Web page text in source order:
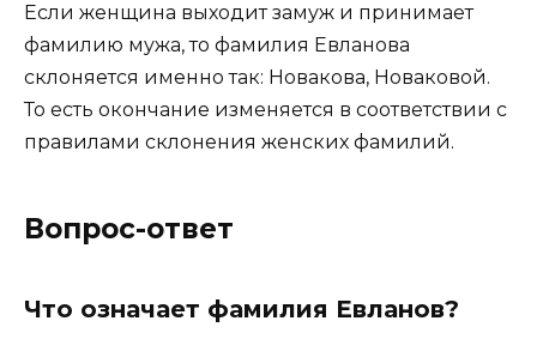
Если женщина выходит замуж и принимает
фамилию мужа, то фамилия Евланова
склоняется именно так: Новакова, Новаковой.
То есть окончание изменяется в соответствии с
правилами склонения женских фамилий.
Вопрос-ответ
Что означает фамилия Евланов?